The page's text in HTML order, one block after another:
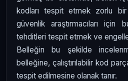
kodları tespit etmek zorlu
güvenlik araştırmacıları için
tehditleri tespit etmek ve
Belleğin bu şekilde
belleğine, çalıştırılabilir kod
tespit edilmesine olanak tanır.